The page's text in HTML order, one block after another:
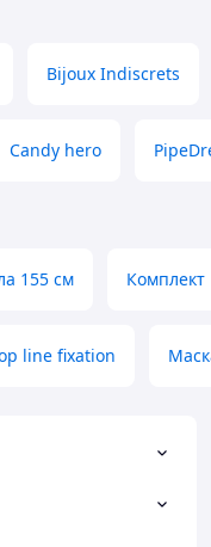
Bijoux Indiscrets
Candy hero
155 см
line fixation